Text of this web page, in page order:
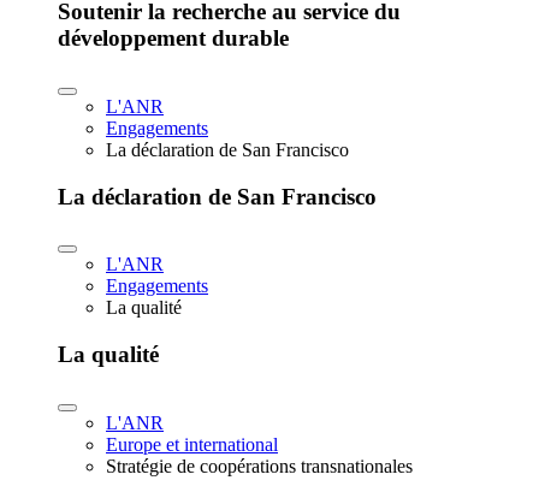
Soutenir la recherche au service du
développement durable
L'ANR
Engagements
La déclaration de San Francisco
La déclaration de San Francisco
L'ANR
Engagements
La qualité
La qualité
L'ANR
Europe et international
Stratégie de coopérations transnationales